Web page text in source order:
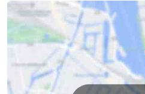
commun
Gare
Centrale
Schiphol
Eindhoven
Stationnement